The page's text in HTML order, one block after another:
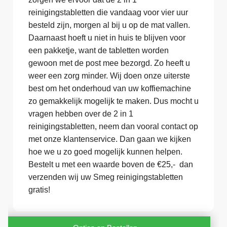
reinigingstabletten die vandaag voor vier uur
besteld zijn, morgen al bij u op de mat vallen.
Daarnaast hoeft u niet in huis te blijven voor
een pakketje, want de tabletten worden
gewoon met de post mee bezorgd. Zo heeft u
weer een zorg minder. Wij doen onze uiterste
best om het onderhoud van uw koffiemachine
zo gemakkelijk mogelijk te maken. Dus mocht u
vragen hebben over de 2 in 1
reinigingstabletten, neem dan vooral contact op
met onze klantenservice. Dan gaan we kijken
hoe we u zo goed mogelijk kunnen helpen.
Bestelt u met een waarde boven de €25,- dan
verzenden wij uw Smeg reinigingstabletten
gratis!